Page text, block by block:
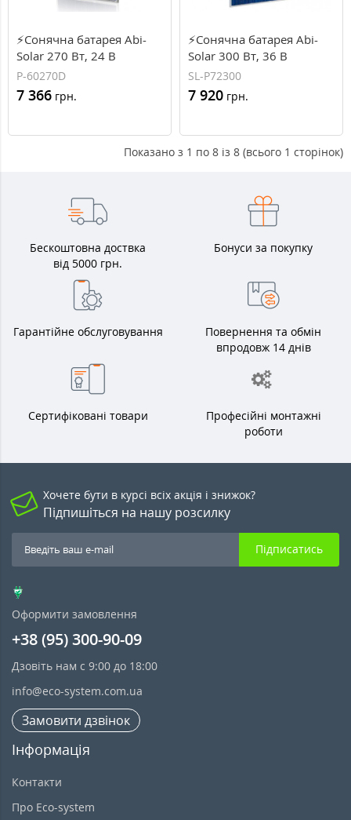
⚡Сонячна батарея Abi-
Solar 270 Вт, 24 В
полікристалічна (P-
60270D)
P-60270D
7 366 грн.
⚡Сонячна батарея Abi-
Solar 300 Вт, 36 В
полікристалічна (SL-
P72300)
SL-P72300
7 920 грн.
Показано з 1 по 8 із 8 (всього 1 сторінок)
Бескоштовна доствка
від 5000 грн.
Бонуси за покупку
Гарантійне обслуговування
Повернення та обмін
впродовж 14 днів
Сертифіковані товари
Професійні монтажні
роботи
Хочете бути в курсі всіх акція і знижок?
Підпишіться на нашу розсилку
Підписатись
Оформити замовлення
+38 (95) 300-90-09
Дзовіть нам с 9:00 до 18:00
info@eco-system.com.ua
Замовити дзвінок
Інформація
Контакти
Про Eco-system